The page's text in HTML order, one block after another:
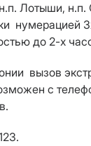
Лотыши, н.п.
нумерацией 3
до 2-х
вызов
с